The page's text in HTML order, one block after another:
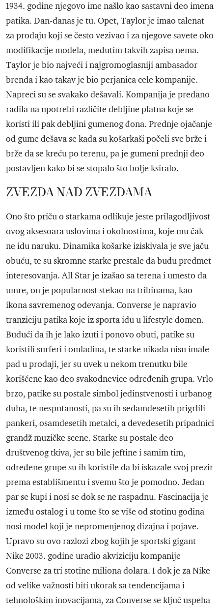
1934. godine njegovo ime našlo kao sastavni deo imena
patika. Dan-danas je tu. Opet, Taylor je imao talenat
za prodaju koji se često vezivao i za njegove savete oko
modifikacije modela, međutim takvih zapisa nema.
Taylor je bio najveći i najgromoglasniji ambasador
brenda i kao takav je bio perjanica cele kompanije.
Napreci su se svakako dešavali. Kompanija je predano
radila na upotrebi različite debljine platna koje se
koristi ili pak debljini gumenog đona. Prednje ojačanje
od gume dešava se kada su košarkaši počeli sve brže i
brže da se kreću po terenu, pa je gumeni prednji deo
postavljen kako bi se stopalo što bolje ksiralo.
ZVEZDA NAD ZVEZDAMA
Ono što priču o starkama odlikuje jeste prilagodljivost
ovog aksesoara uslovima i okolnostima, koje mu čak
ne idu naruku. Dinamika košarke iziskivala je sve jaču
obuću, te su skromne starke prestale da budu predmet
interesovanja. All Star je izašao sa terena i umesto da
umre, on je popularnost stekao na tribinama, kao
ikona savremenog odevanja. Converse je napravio
tranziciju patika koje iz sporta idu u lifestyle domen.
Budući da ih je lako izuti i ponovo obuti, patike su
koristili surferi i omladina, te starke nikada nisu imale
pad u prodaji, jer su uvek u nekom trenutku bile
korišćene kao deo svakodnevice određenih grupa. Vrlo
brzo, patike su postale simbol jedinstvenosti i urbanog
duha, te nesputanosti, pa su ih sedamdesetih prigrlili
pankeri, osamdesetih metalci, a devedesetih pripadnici
grandž muzičke scene. Starke su postale deo
društvenog tkiva, jer su bile jeftine i samim tim,
određene grupe su ih koristile da bi iskazale svoj prezir
prema establišmentu i svemu što je pomodno. Jedan
par se kupi i nosi se dok se ne raspadnu. Fascinacija je
između ostalog i u tome što se više od stotinu godina
nosi model koji je nepromenjenog dizajna i pojave.
Upravo su ovo razlozi zbog kojih je sportski gigant
Nike 2003. godine uradio akviziciju kompanije
Converse za tri stotine miliona dolara. I dok je za Nike
od velike važnosti biti ukorak sa tendencijama i
tehnološkim inovacijama, za Converse se ključ uspeha